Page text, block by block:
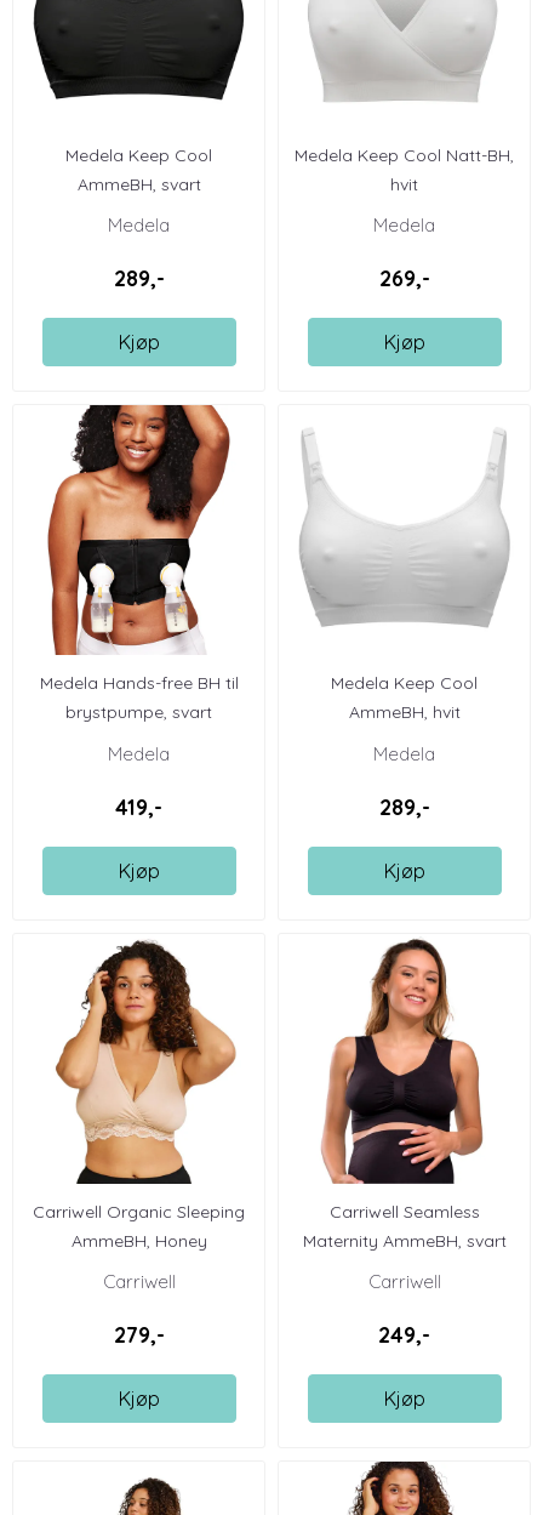
Medela Keep Cool
AmmeBH, svart
Medela
289,-
Kjøp
Medela Keep Cool Natt-BH,
hvit
Medela
269,-
Kjøp
Medela Hands-free BH til
brystpumpe, svart
Medela
419,-
Kjøp
Medela Keep Cool
AmmeBH, hvit
Medela
289,-
Kjøp
Carriwell Organic Sleeping
AmmeBH, Honey
Carriwell
279,-
Kjøp
Carriwell Seamless
Maternity AmmeBH, svart
Carriwell
249,-
Kjøp